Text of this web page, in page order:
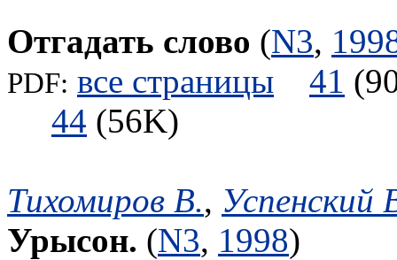
Отгадать слово (N3,
PDF: все страницы 41
44 (56K)
Тихомиров В., Успенский
Урысон. (N3, 1998)